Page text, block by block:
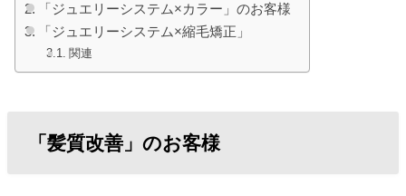
「ジュエリーシステム×カラー」のお客様
「ジュエリーシステム×縮毛矯正」
関連
「髪質改善」のお客様